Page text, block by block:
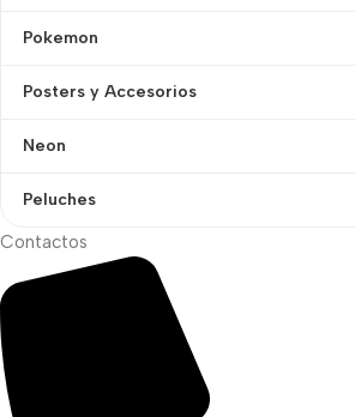
Pokemon
Posters y Accesorios
Neon
Peluches
Contactos